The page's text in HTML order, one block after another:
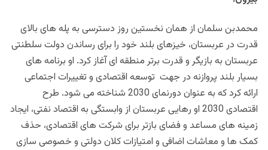
محمدبن سلمان از همان نخستین روز دسترسی به پله های بالای
قدرت در عربستان، خیزهای بلند خود را برای رساندن دولت سلطنتی
عربستان به بازیگر و قدرت برتر منطقه ای آغاز کرد. او برنامه های
بسیار بلند پروازنه در جهت توسعه اقتصادی و تغییرات اجتماعی
ارائه کرد که به عنوان دورنمای 2030 شناخته می شود. طرح
اقتصادی 2030 او رهایی عربستان از وابستگی به اقتصاد نفتی، ایجاد
زمینه های مساعد و فضای بازتر برای شرکت های اقتصادی، حذف
کمک ها و معاشات اضافی و امتیازات کلان دولتی و خصوصی سازی